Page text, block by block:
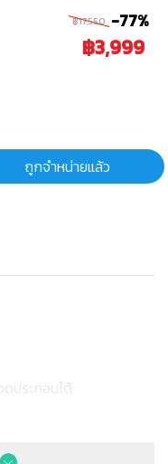
฿17,550 -77%
฿3,999
ถูกจำหน่ายแล้ว
ประกอบได้